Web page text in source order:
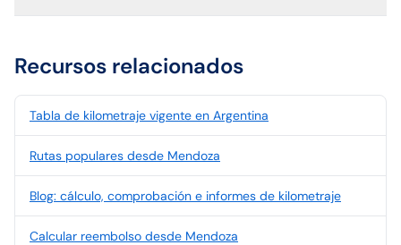
Recursos relacionados
Tabla de kilometraje vigente en Argentina
Rutas populares desde Mendoza
Blog: cálculo, comprobación e informes de kilometraje
Calcular reembolso desde Mendoza